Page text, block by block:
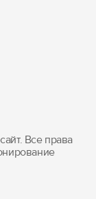
Все права